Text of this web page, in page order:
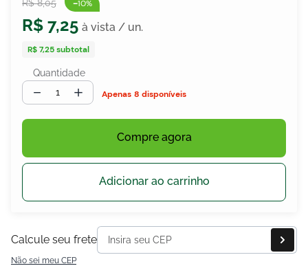
R$ 8,05 -10%
R$ 7,25
R$ 7,25subtotal
Quantidade
＋
－ 8 disponíveis
Compre agora
Adicionar ao carrinho
Calcule seu frete
Não sei meu CEP